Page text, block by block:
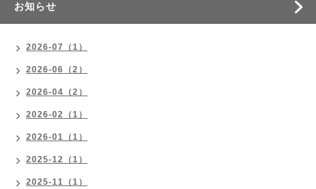
お知らせ
2026-07（1）
2026-06（2）
2026-04（2）
2026-02（1）
2026-01（1）
2025-12（1）
2025-11（1）